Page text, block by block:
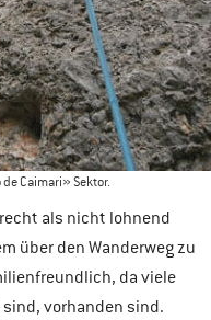
Caimari» Sektor.
als nicht lohnend
über den Wanderweg zu
da viele
vorhanden sind.